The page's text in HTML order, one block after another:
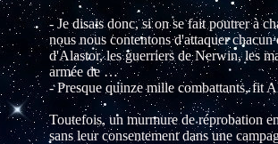
- Je disais donc, si on se fait poutrer à
nous nous contentons d'attaquer
d'Alastor, les guerriers de Nerwin, les
armée de …
- Presque quinze mille combattants, fit
Toutefois, un murmure de réprobation
sans leur consentement dans une